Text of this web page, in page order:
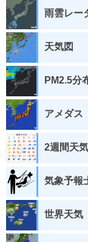
雨雲レー
天気図
PM2.5分
アメダス
2週間天気
気象予報
世界天気